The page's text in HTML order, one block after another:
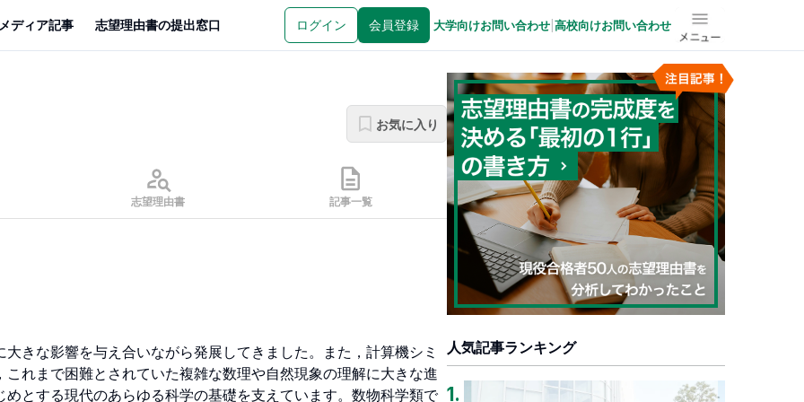
メディア記事 志望理由書の提出窓口 ログイン 会員登録 大学向けお問い合わせ 高校向けお問い合わせ メニュー
お気に入り
志望理由書 記事一覧
人気記事ランキング
1.